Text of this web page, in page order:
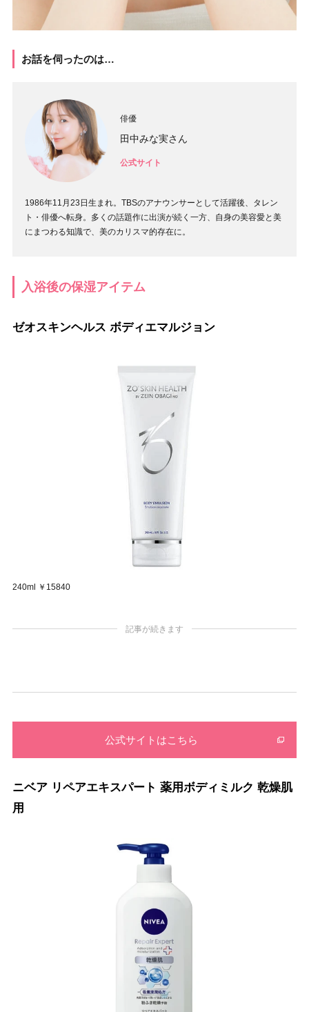
お話を伺ったのは…
俳優
田中みな実さん
公式サイト
1986年11月23日生まれ。TBSのアナウンサーとして活躍後、タレン
ト・俳優へ転身。多くの話題作に出演が続く一方、自身の美容愛と美
にまつわる知識で、美のカリスマ的存在に。
入浴後の保湿アイテム
ゼオスキンヘルス ボディエマルジョン
240ml ￥15840
記事が続きます
公式サイトはこちら
ニベア リペアエキスパート 薬用ボディミルク 乾燥肌
用